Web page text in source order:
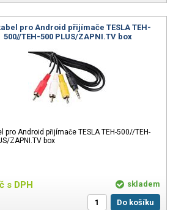
pro Android přijímače TESLA TEH-
500//TEH-500 PLUS/ZAPNI.TV box
pro Android přijímače TESLA TEH-500//TEH-
ZAPNI.TV box
s DPH
skladem
Do košíku